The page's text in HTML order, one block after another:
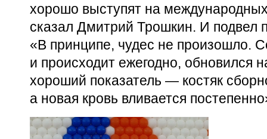
хорошо выступят на
сказал Дмитрий Трошкин. И подвел
«В принципе, чудес не произошло.
и происходит ежегодно, обновился
хороший показатель — костяк
а новая кровь вливается